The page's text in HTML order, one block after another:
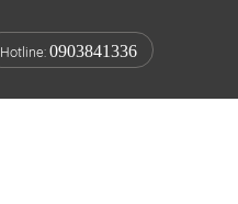
Hotline: 0903841336